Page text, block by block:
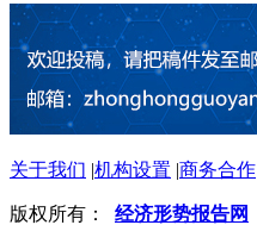
关于我们 |机构设置 |商务合作
版权所有： 经济形势报告网